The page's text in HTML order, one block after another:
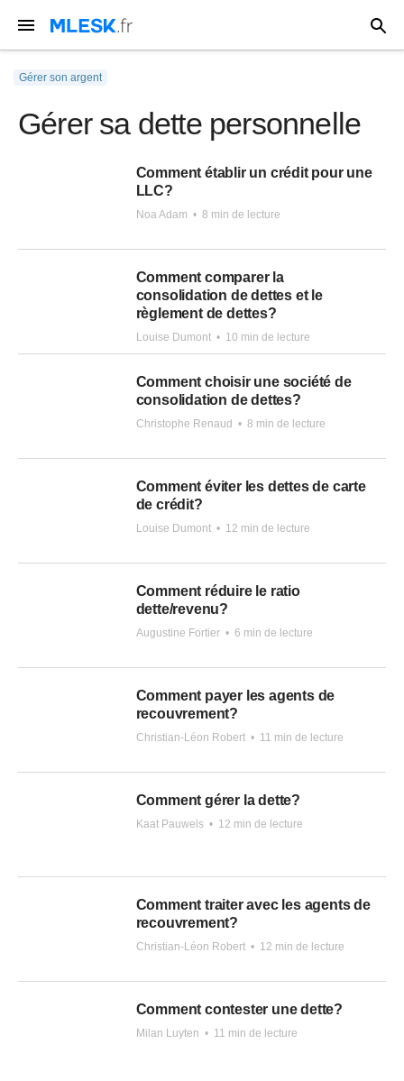
Gérer son argent
Gérer sa dette personnelle
Comment établir un crédit pour une
LLC?
Noa Adam • 8 min de lecture
Comment comparer la
consolidation de dettes et le
règlement de dettes?
Louise Dumont • 10 min de lecture
Comment choisir une société de
consolidation de dettes?
Christophe Renaud • 8 min de lecture
Comment éviter les dettes de carte
de crédit?
Louise Dumont • 12 min de lecture
Comment réduire le ratio
dette/revenu?
Augustine Fortier • 6 min de lecture
Comment payer les agents de
recouvrement?
Christian-Léon Robert • 11 min de lecture
Comment gérer la dette?
Kaat Pauwels • 12 min de lecture
Comment traiter avec les agents de
recouvrement?
Christian-Léon Robert • 12 min de lecture
Comment contester une dette?
Milan Luyten • 11 min de lecture